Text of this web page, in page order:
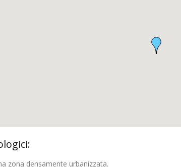
zona densamente urbanizzata.